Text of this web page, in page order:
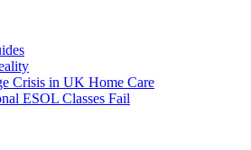
Crisis in UK Home Care
ESOL Classes Fail